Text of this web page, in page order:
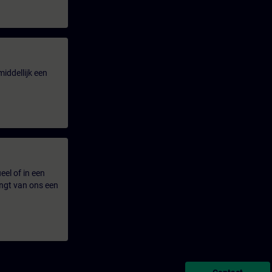
een
of in een
van ons een